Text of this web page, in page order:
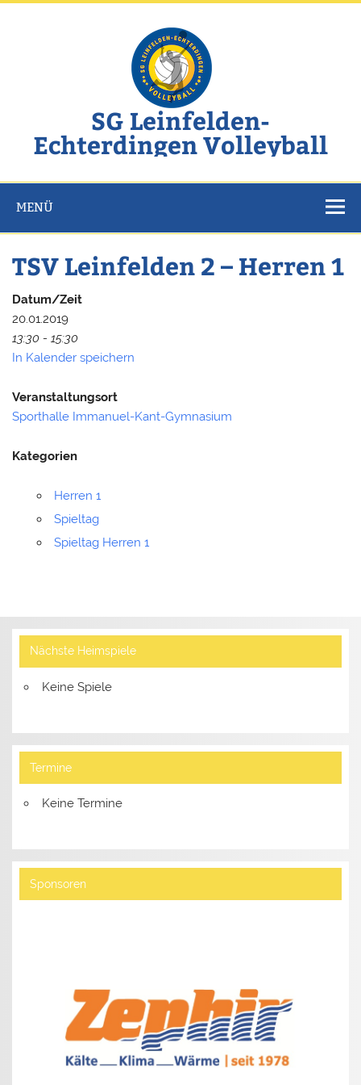
Zum
SG Leinfelden-
Echterdingen Volleyball
MENÜ
TSV Leinfelden 2 – Herren 1
Datum/Zeit
20.01.2019
13:30 - 15:30
In Kalender speichern
Veranstaltungsort
Sporthalle Immanuel-Kant-Gymnasium
Kategorien
Herren 1
Spieltag
Spieltag Herren 1
Nächste Heimspiele
Keine Spiele
Termine
Keine Termine
Sponsoren